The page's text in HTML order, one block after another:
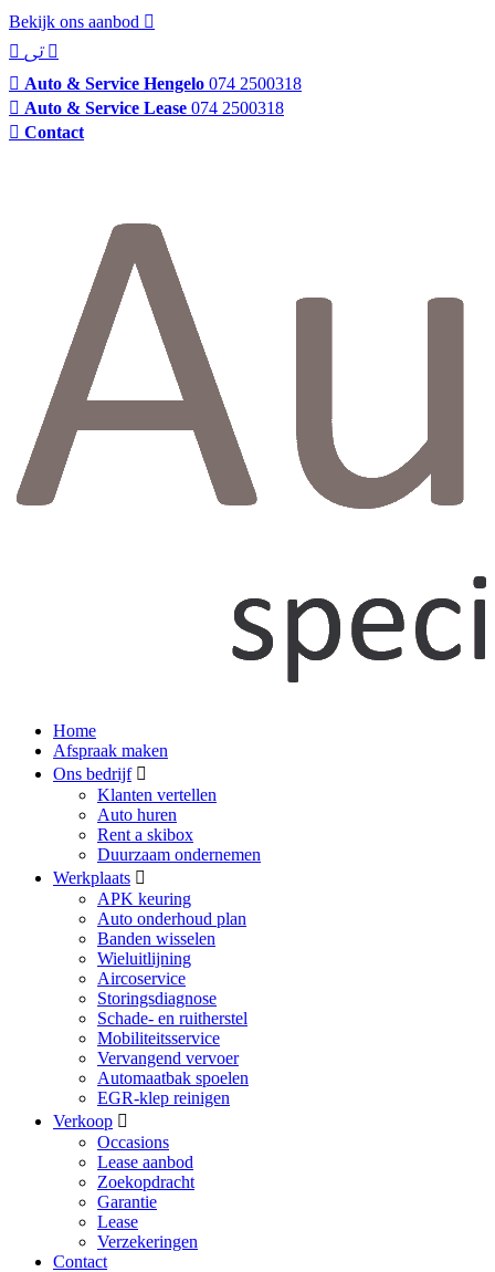
Bekijk ons aanbod
Auto & Service Hengelo 074 2500318
Auto & Service Lease 074 2500318
Contact
Home
Afspraak maken
Ons bedrijf
Klanten vertellen
Auto huren
Rent a skibox
Duurzaam ondernemen
Werkplaats
APK keuring
Auto onderhoud plan
Banden wisselen
Wieluitlijning
Aircoservice
Storingsdiagnose
Schade- en ruitherstel
Mobiliteitsservice
Vervangend vervoer
Automaatbak spoelen
EGR-klep reinigen
Verkoop
Occasions
Lease aanbod
Zoekopdracht
Garantie
Lease
Verzekeringen
Contact